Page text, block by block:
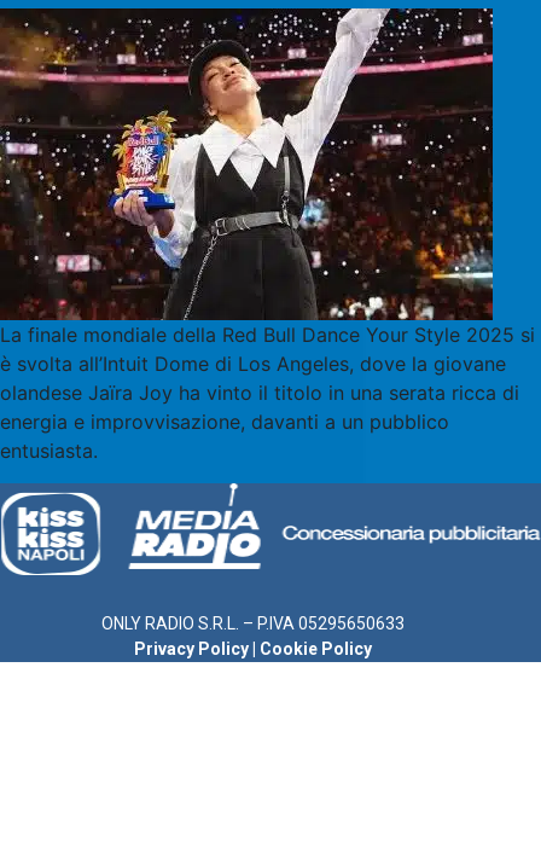
La finale mondiale della Red Bull Dance Your Style 2025 si
è svolta all’Intuit Dome di Los Angeles, dove la giovane
olandese Jaïra Joy ha vinto il titolo in una serata ricca di
energia e improvvisazione, davanti a un pubblico
entusiasta.
ONLY RADIO S.R.L. – P.IVA 05295650633
Privacy Policy
Cookie Policy